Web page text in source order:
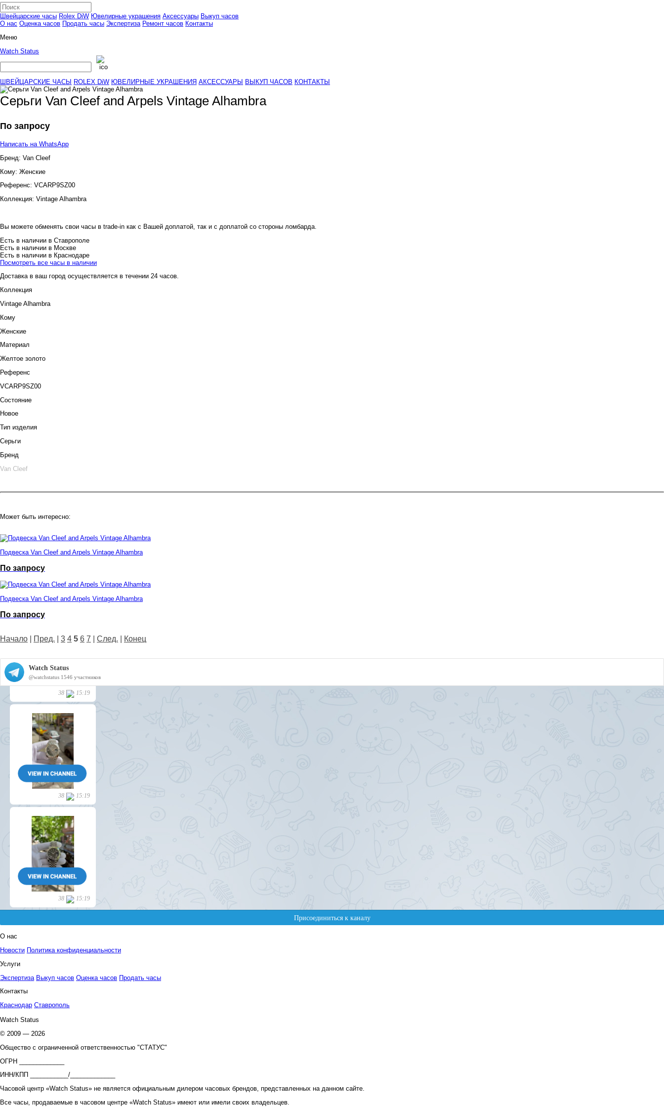
Швейцарские часы Rolex DiW Ювелирные украшения Аксессуары Выкуп часов
О нас Оценка часов Продать часы Экспертиза Ремонт часов Контакты
Меню
Watch Status
ШВЕЙЦАРСКИЕ ЧАСЫ ROLEX DiW ЮВЕЛИРНЫЕ УКРАШЕНИЯ АКСЕССУАРЫ ВЫКУП ЧАСОВ КОНТАКТЫ
Серьги Van Cleef and Arpels Vintage Alhambra
По запросу
Написать на WhatsApp
Бренд: Van Cleef
Кому: Женские
Референс: VCARP9SZ00
Коллекция: Vintage Alhambra
Вы можете обменять свои часы в trade-in как с Вашей доплатой, так и с доплатой со стороны ломбарда.
Есть в наличии в Ставрополе
Есть в наличии в Москве
Есть в наличии в Краснодаре
Посмотреть все часы в наличии
Доставка в ваш город осуществляется в течении 24 часов.
Коллекция
Vintage Alhambra
Кому
Женские
Материал
Желтое золото
Референс
VCARP9SZ00
Состояние
Новое
Тип изделия
Серьги
Бренд
Van Cleef
Может быть интересно:
Подвеска Van Cleef and Arpels Vintage Alhambra
По запросу
Подвеска Van Cleef and Arpels Vintage Alhambra
По запросу
Начало Пред. 3 4 5 6 7 След. Конец
О нас
Новости Политика конфиденциальности
Услуги
Экспертиза Выкуп часов Оценка часов Продать часы
Контакты
Краснодар Ставрополь
Watch Status
© 2009 — 2026
Общество с ограниченной ответственностью "СТАТУС"
ОГРН _____________
ИНН/КПП ___________/_____________
Часовой центр «Watch Status» не является официальным дилером часовых брендов, представленных на данном сайте.
Все часы, продаваемые в часовом центре «Watch Status» имеют или имели своих владельцев.